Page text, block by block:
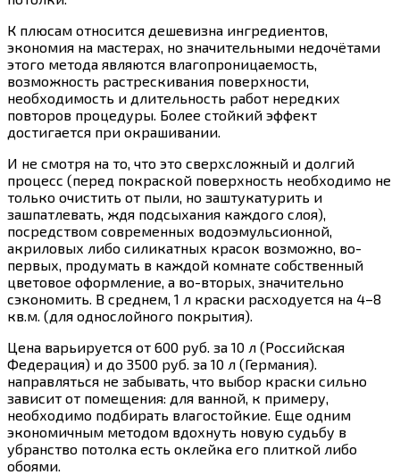
К плюсам относится дешевизна ингредиентов,
экономия на мастерах, но значительными недочётами
этого метода являются влагопроницаемость,
возможность растрескивания поверхности,
необходимость и длительность работ нередких
повторов процедуры. Более стойкий эффект
достигается при окрашивании.
И не смотря на то, что это сверхсложный и долгий
процесс (перед покраской поверхность необходимо не
только очистить от пыли, но заштукатурить и
зашпатлевать, ждя подсыхания каждого слоя),
посредством современных водоэмульсионной,
акриловых либо силикатных красок возможно, во-
первых, продумать в каждой комнате собственный
цветовое оформление, а во-вторых, значительно
сэкономить. В среднем, 1 л краски расходуется на 4–8
кв.м. (для однослойного покрытия).
Цена варьируется от 600 руб. за 10 л (Российская
Федерация) и до 3500 руб. за 10 л (Германия).
направляться не забывать, что выбор краски сильно
зависит от помещения: для ванной, к примеру,
необходимо подбирать влагостойкие. Еще одним
экономичным методом вдохнуть новую судьбу в
убранство потолка есть оклейка его плиткой либо
обоями.